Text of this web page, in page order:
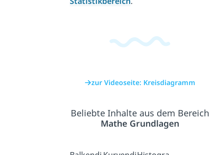
zur Videoseite: Kreisdiagramm
Beliebte Inhalte aus dem Bereich
Mathe Grundlagen